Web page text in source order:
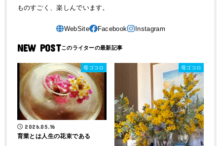
ものすごく、楽しんでいます。
NEW POST
母ゴコロ
2026.05.16
育業とは人生の花束である
母ゴコロ